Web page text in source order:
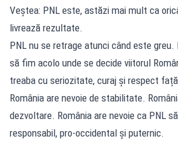
Veștea: PNL este, astăzi mai mult ca
livrează rezultate.
PNL nu se retrage atunci când este
să fim acolo unde se decide viitorul
treaba cu seriozitate, curaj și respect
România are nevoie de stabilitate.
dezvoltare. România are nevoie ca PNL
responsabil, pro-occidental și puternic.